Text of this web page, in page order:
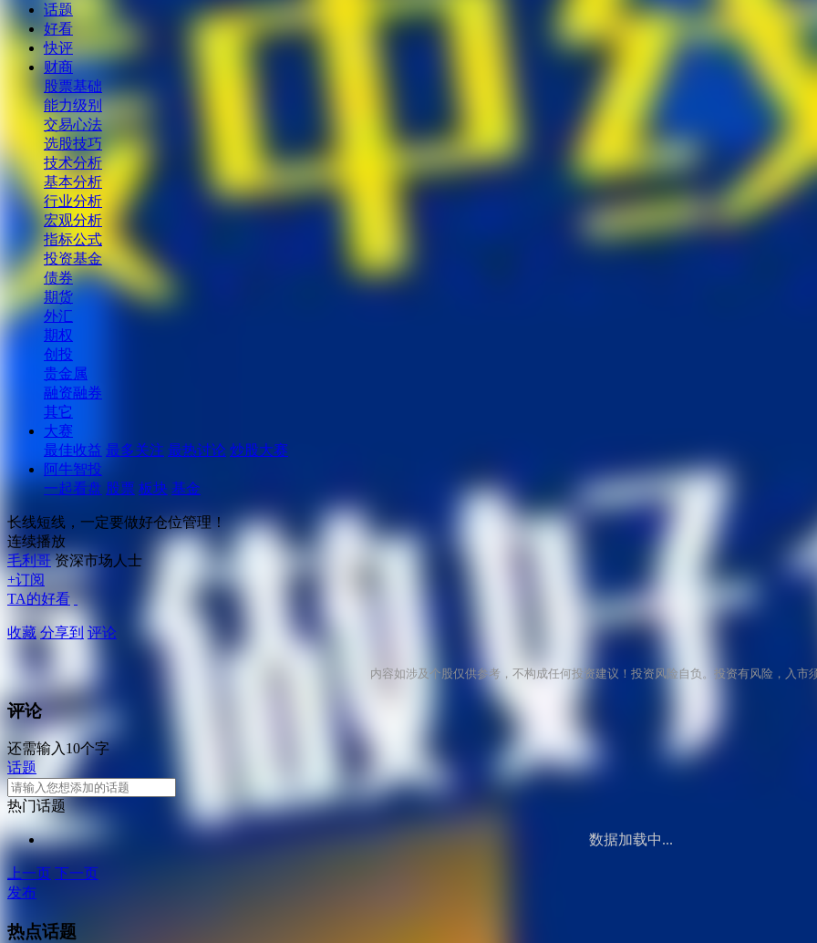
话题
好看
快评
财商
股票基础
能力级别
交易心法
选股技巧
技术分析
基本分析
行业分析
宏观分析
指标公式
投资基金
债券
期货
外汇
期权
创投
贵金属
融资融券
其它
大赛
最佳收益 最多关注 最热讨论 炒股大赛
阿牛智投
一起看盘 股票 板块 基金
长线短线，一定要做好仓位管理！
连续播放
毛利哥 资深市场人士
+订阅
TA的好看
收藏 分享到 评论
内容如涉及个股仅供参考，不构成任何投资建议！投资风险自负。投资有风险，入市
评论
还需输入10个字
话题
热门话题
数据加载中...
上一页 下一页
发布
热点话题